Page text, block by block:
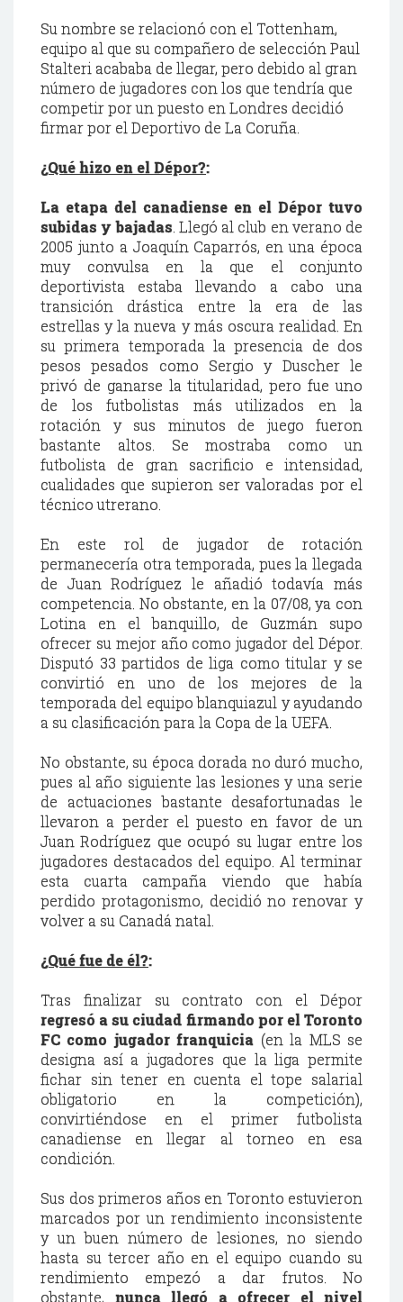
Su nombre se relacionó con el Tottenham,
equipo al que su compañero de selección Paul
Stalteri acababa de llegar, pero debido al gran
número de jugadores con los que tendría que
competir por un puesto en Londres decidió
firmar por el Deportivo de La Coruña.
¿Qué hizo en el Dépor?:
La etapa del canadiense en el Dépor tuvo
subidas y bajadas. Llegó al club en verano de
2005 junto a Joaquín Caparrós, en una época
muy convulsa en la que el conjunto
deportivista estaba llevando a cabo una
transición drástica entre la era de las
estrellas y la nueva y más oscura realidad. En
su primera temporada la presencia de dos
pesos pesados como Sergio y Duscher le
privó de ganarse la titularidad, pero fue uno
de los futbolistas más utilizados en la
rotación y sus minutos de juego fueron
bastante altos. Se mostraba como un
futbolista de gran sacrificio e intensidad,
cualidades que supieron ser valoradas por el
técnico utrerano.
En este rol de jugador de rotación
permanecería otra temporada, pues la llegada
de Juan Rodríguez le añadió todavía más
competencia. No obstante, en la 07/08, ya con
Lotina en el banquillo, de Guzmán supo
ofrecer su mejor año como jugador del Dépor.
Disputó 33 partidos de liga como titular y se
convirtió en uno de los mejores de la
temporada del equipo blanquiazul y ayudando
a su clasificación para la Copa de la UEFA.
No obstante, su época dorada no duró mucho,
pues al año siguiente las lesiones y una serie
de actuaciones bastante desafortunadas le
llevaron a perder el puesto en favor de un
Juan Rodríguez que ocupó su lugar entre los
jugadores destacados del equipo. Al terminar
esta cuarta campaña viendo que había
perdido protagonismo, decidió no renovar y
volver a su Canadá natal.
¿Qué fue de él?:
Tras finalizar su contrato con el Dépor
regresó a su ciudad firmando por el Toronto
FC como jugador franquicia (en la MLS se
designa así a jugadores que la liga permite
fichar sin tener en cuenta el tope salarial
obligatorio en la competición),
convirtiéndose en el primer futbolista
canadiense en llegar al torneo en esa
condición.
Sus dos primeros años en Toronto estuvieron
marcados por un rendimiento inconsistente
y un buen número de lesiones, no siendo
hasta su tercer año en el equipo cuando su
rendimiento empezó a dar frutos. No
obstante, nunca llegó a ofrecer el nivel